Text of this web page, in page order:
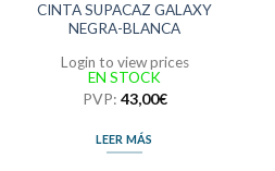
CINTA SUPACAZ GALAXY
NEGRA-BLANCA
Login to view prices
EN STOCK
PVP: 43,00€
LEER MÁS